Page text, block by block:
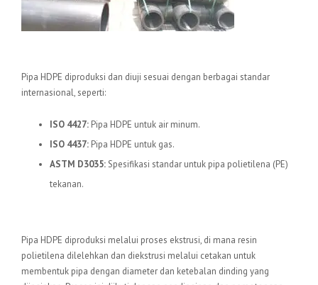
Pipa HDPE diproduksi dan diuji sesuai dengan berbagai standar
internasional, seperti:
ISO 4427: Pipa HDPE untuk air minum.
ISO 4437: Pipa HDPE untuk gas.
ASTM D3035:Spesifikasi standar untuk pipa polietilena (PE)
tekanan.
Pipa HDPE diproduksi melalui proses ekstrusi, di mana resin
polietilena dilelehkan dan diekstrusi melalui cetakan untuk
membentuk pipa dengan diameter dan ketebalan dinding yang